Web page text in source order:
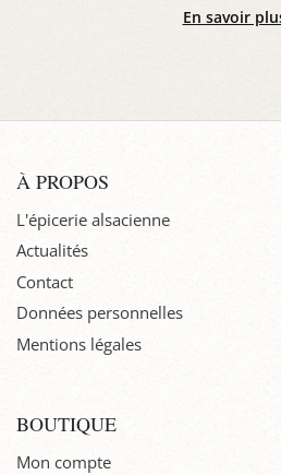
En savoir
À PROPOS
L'épicerie alsacienne
Actualités
Contact
Données personnelles
Mentions légales
BOUTIQUE
Mon compte